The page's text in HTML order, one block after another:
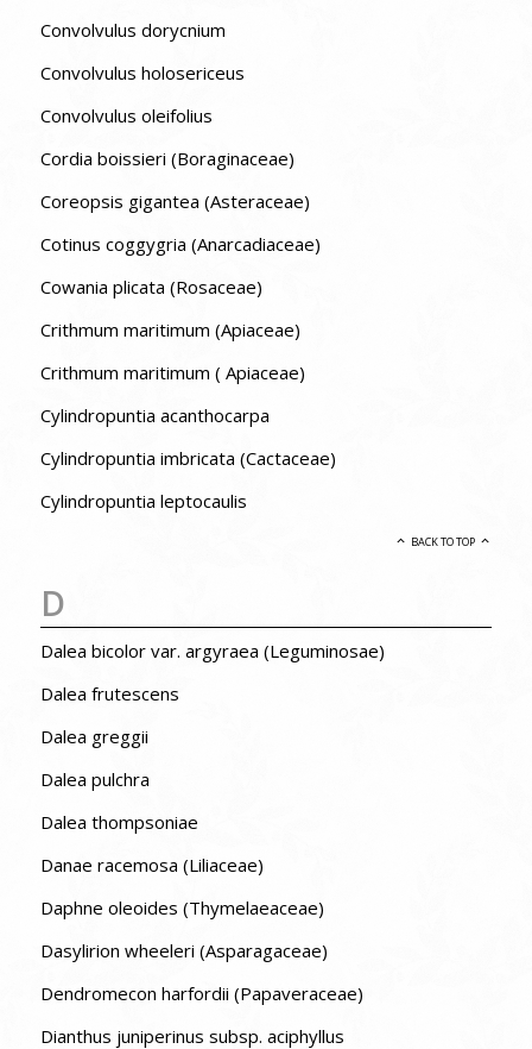
Convolvulus dorycnium
Convolvulus holosericeus
Convolvulus oleifolius
Cordia boissieri (Boraginaceae)
Coreopsis gigantea (Asteraceae)
Cotinus coggygria (Anarcadiaceae)
Cowania plicata (Rosaceae)
Crithmum maritimum (Apiaceae)
Crithmum maritimum ( Apiaceae)
Cylindropuntia acanthocarpa
Cylindropuntia imbricata (Cactaceae)
Cylindropuntia leptocaulis
BACK TO TOP
D
Dalea bicolor var. argyraea (Leguminosae)
Dalea frutescens
Dalea greggii
Dalea pulchra
Dalea thompsoniae
Danae racemosa (Liliaceae)
Daphne oleoides (Thymelaeaceae)
Dasylirion wheeleri (Asparagaceae)
Dendromecon harfordii (Papaveraceae)
Dianthus juniperinus subsp. aciphyllus